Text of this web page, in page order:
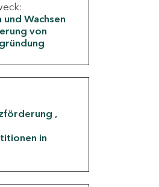
Wachsen
von
in